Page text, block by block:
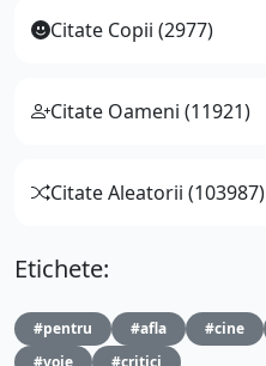
Citate Copii (2977)
Citate Oameni (11921)
Citate Aleatorii (103987)
Etichete:
#pentru #afla #cine
#voie
#critici